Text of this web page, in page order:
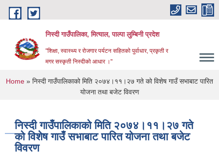
Skip to main content
निस्दी गाउँपालिका, मित्याल, पाल्पा लुम्बिनी प्रदेश
"शिक्षा, स्वास्थ्य र रोजगार पर्यटन सहितको पुर्वाधार, प्रकृती र
मगर सस्कृती निस्दीको आधार ।"
You are here
Home » निस्दी गाउँपालिकाको मिति २०७४।११।२७ गते को विशेष गाउँ सभाबाट पारित
योजना तथा बजेट विवरण
निस्दी गाउँपालिकाको मिति २०७४।११।२७ गते
को विशेष गाउँ सभाबाट पारित योजना तथा बजेट
विवरण